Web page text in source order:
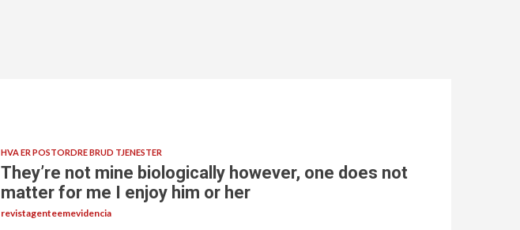
HVA ER POSTORDRE BRUD TJENESTER
They’re not mine biologically however, one does not
matter for me I enjoy him or her
revistagenteemevidencia